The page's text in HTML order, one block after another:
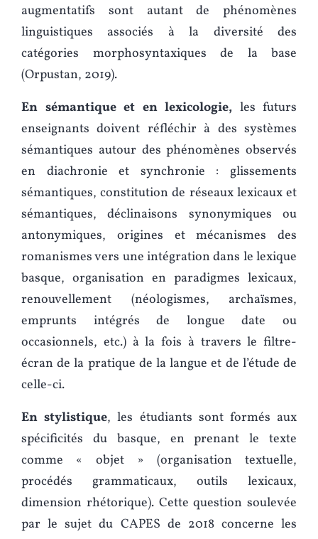
augmentatifs sont autant de phénomènes
linguistiques associés à la diversité des
catégories morphosyntaxiques de la base
(Orpustan, 2019).
En sémantique et en lexicologie, les futurs
enseignants doivent réfléchir à des systèmes
sémantiques autour des phénomènes observés
en diachronie et synchronie : glissements
sémantiques, constitution de réseaux lexicaux et
sémantiques, déclinaisons synonymiques ou
antonymiques, origines et mécanismes des
romanismes vers une intégration dans le lexique
basque, organisation en paradigmes lexicaux,
renouvellement (néologismes, archaïsmes,
emprunts intégrés de longue date ou
occasionnels, etc.) à la fois à travers le filtre-
écran de la pratique de la langue et de l’étude de
celle-ci.
En stylistique, les étudiants sont formés aux
spécificités du basque, en prenant le texte
comme « objet » (organisation textuelle,
procédés grammaticaux, outils lexicaux,
dimension rhétorique). Cette question soulevée
par le sujet du CAPES de 2018 concerne les